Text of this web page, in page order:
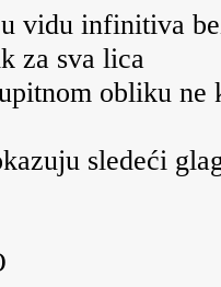
u vidu infinitiva
za sva lica
obliku ne
sledeći